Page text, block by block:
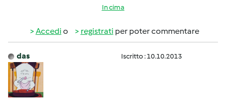
In cima
Accedi o registrati per poter commentare
das Iscritto : 10.10.2013